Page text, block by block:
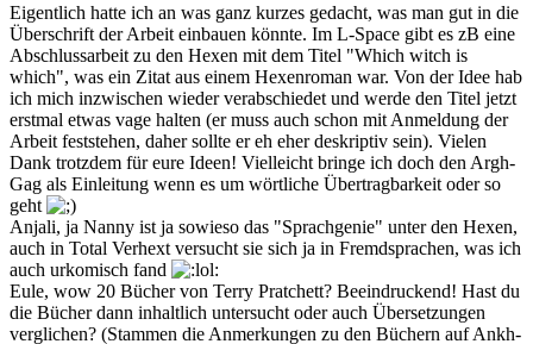
Eigentlich hatte ich an was ganz kurzes gedacht, was man gut in die
Überschrift der Arbeit einbauen könnte. Im L-Space gibt es zB eine
Abschlussarbeit zu den Hexen mit dem Titel "Which witch is
which", was ein Zitat aus einem Hexenroman war. Von der Idee hab
ich mich inzwischen wieder verabschiedet und werde den Titel jetzt
erstmal etwas vage halten (er muss auch schon mit Anmeldung der
Arbeit feststehen, daher sollte er eh eher deskriptiv sein). Vielen
Dank trotzdem für eure Ideen! Vielleicht bringe ich doch den Argh-
Gag als Einleitung wenn es um wörtliche Übertragbarkeit oder so
geht
Anjali, ja Nanny ist ja sowieso das "Sprachgenie" unter den Hexen,
auch in Total Verhext versucht sie sich ja in Fremdsprachen, was ich
auch urkomisch fand
Eule, wow 20 Bücher von Terry Pratchett? Beeindruckend! Hast du
die Bücher dann inhaltlich untersucht oder auch Übersetzungen
verglichen? (Stammen die Anmerkungen zu den Büchern auf Ankh-